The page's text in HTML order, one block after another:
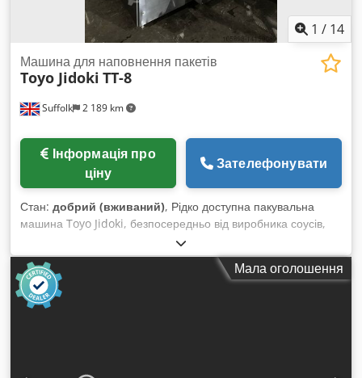
1 / 14
Suffolk 2 189 km
Машина для наповнення пакетів
Toyo Jidoki TT-8
ціну
Зателефонувати
Стан: добрий (вживаний), Рідко доступна пакувальна
машина Toyo Jidoki, безпосередньо від виробника соусів,
бульйонів і супів, який нещодавно припинив діяльність.
Обладнання використовувалося для фасування цих
продуктів у стоячі ретортні пакети. Придбано новим у 2007
році. Credpfx Aoqudivsbxof
Мала оголошення